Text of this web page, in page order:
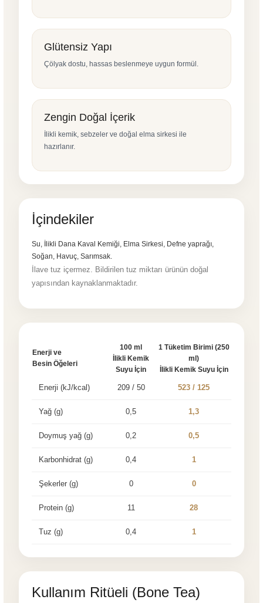
Glütensiz Yapı
Çölyak dostu, hassas beslenmeye uygun formül.
Zengin Doğal İçerik
İlikli kemik, sebzeler ve doğal elma sirkesi ile
hazırlanır.
İçindekiler
Su, İlikli Dana Kaval Kemiği, Elma Sirkesi, Defne yaprağı,
Soğan, Havuç, Sarımsak.
İlave tuz içermez. Bildirilen tuz miktarı ürünün doğal
yapısından kaynaklanmaktadır.
Enerji ve
Besin Öğeleri
100 ml
İlikli Kemik
Suyu İçin
1 Tüketim Birimi (250
ml)
İlikli Kemik Suyu İçin
Enerji (kJ/kcal) 209 / 50 523 / 125
Yağ (g) 0,5 1,3
Doymuş yağ (g) 0,2 0,5
Karbonhidrat (g) 0,4 1
Şekerler (g) 0 0
Protein (g) 11 28
Tuz (g) 0,4 1
Kullanım Ritüeli (Bone Tea)